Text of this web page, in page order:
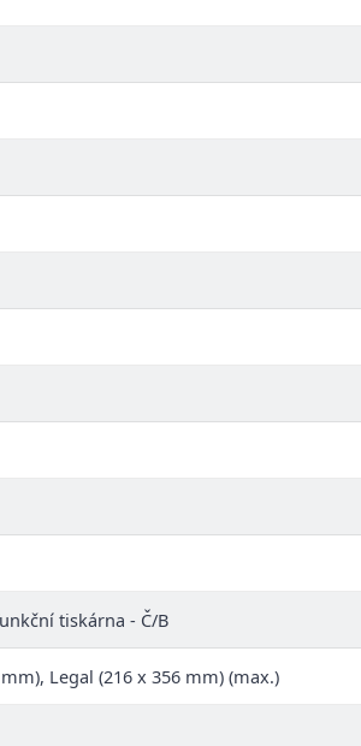
tiskárna - Č/B
Legal (216 x 356 mm) (max.)